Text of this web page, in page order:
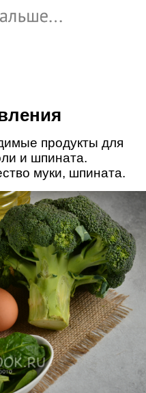
продукты для
и шпината.
муки, шпината.